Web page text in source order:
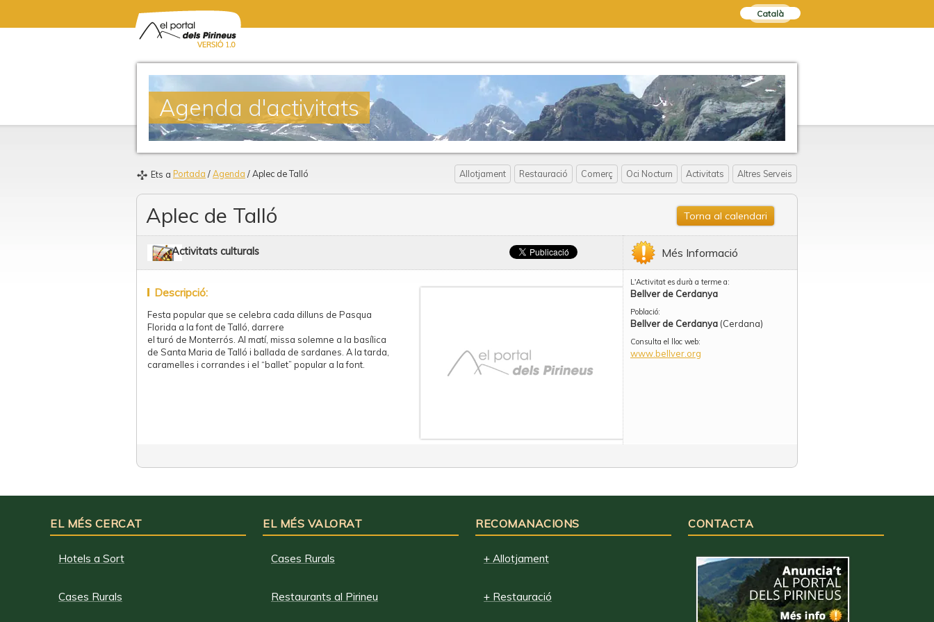
Català
Agenda d'activitats
Ets a Portada / Agenda / Aplec de Talló Allotjament Restauració Comerç Oci Nocturn Activitats Altres Serveis
Aplec de Talló Torna al calendari
Activitats culturals
Descripció:
Festa popular que se celebra cada dilluns de Pasqua
Florida a la font de Talló, darrere
el turó de Monterrós. Al matí, missa solemne a la basílica
de Santa Maria de Talló i ballada de sardanes. A la tarda,
caramelles i corrandes i el “ballet” popular a la font.
Més Informació
L'Activitat es durà a terme a:
Bellver de Cerdanya
Població:
Bellver de Cerdanya (Cerdana)
Consulta el lloc web:
www.bellver.org
EL MÉS CERCAT
Hotels a Sort
Cases Rurals
EL MÉS VALORAT
Cases Rurals
Restaurants al Pirineu
RECOMANACIONS
+ Allotjament
+ Restauració
CONTACTA